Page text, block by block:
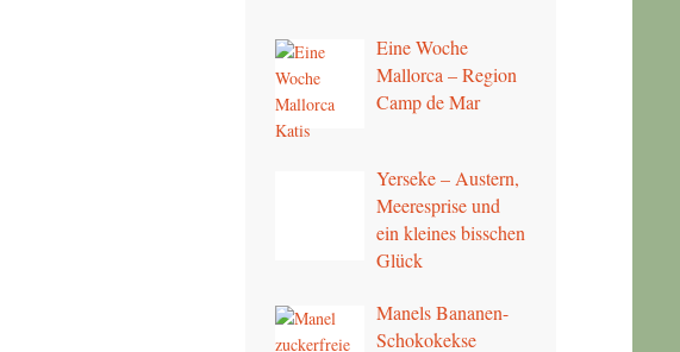
Eine Woche
Mallorca – Region
Camp de Mar
Yerseke – Austern,
Meeresprise und
ein kleines bisschen
Glück
Manels Bananen-
Schokokekse